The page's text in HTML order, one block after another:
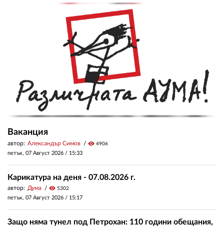
Ваканция
автор: Александър Симов visibility 4906
петък, 07 Август 2026 / 15:33
Карикатура на деня - 07.08.2026 г.
автор: Дума visibility 5302
петък, 07 Август 2026 / 15:17
Защо няма тунел под Петрохан: 110 години обещания,